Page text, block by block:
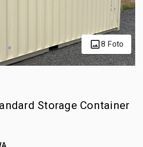
8 Foto
Storage Container